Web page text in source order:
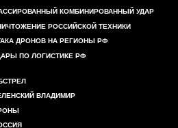
КОМБИНИРОВАННЫЙ УДАР
РОССИЙСКОЙ ТЕХНИКИ
ДРОНОВ НА РЕГИОНЫ РФ
ПО ЛОГИСТИКЕ РФ
ВЛАДИМИР